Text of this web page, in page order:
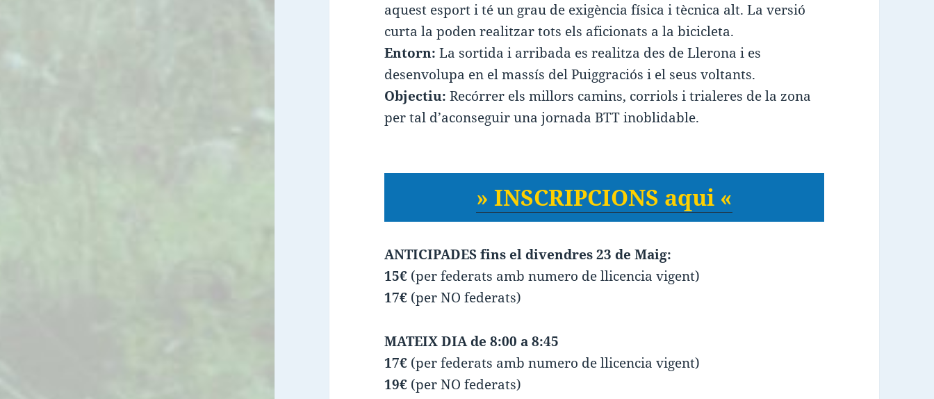
aquest esport i té un grau de exigència física i tècnica alt. La versió
curta la poden realitzar tots els aficionats a la bicicleta.
Entorn: La sortida i arribada es realitza des de Llerona i es
desenvolupa en el massís del Puiggraciós i el seus voltants.
Objectiu: Recórrer els millors camins, corriols i trialeres de la zona
per tal d’aconseguir una jornada BTT inoblidable.
» INSCRIPCIONS aqui «
ANTICIPADES fins el divendres 23 de Maig:
15€ (per federats amb numero de llicencia vigent)
17€ (per NO federats)
MATEIX DIA de 8:00 a 8:45
17€ (per federats amb numero de llicencia vigent)
19€ (per NO federats)